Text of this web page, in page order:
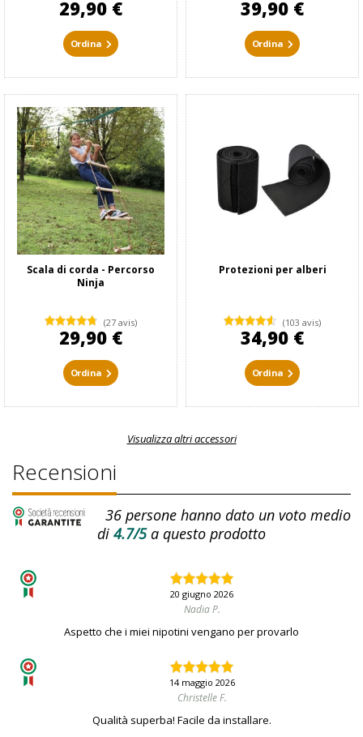
29,90 €
Ordina
39,90 €
Ordina
Scala di corda - Percorso
Ninja
(27 avis)
29,90 €
Ordina
Protezioni per alberi
(103 avis)
34,90 €
Ordina
Visualizza altri accessori
Recensioni
36persone hanno dato un voto medio
di 4.7/5a questo prodotto
20 giugno 2026
Nadia P.
Aspetto che i miei nipotini vengano per provarlo
14 maggio 2026
Christelle F.
Qualità superba! Facile da installare.